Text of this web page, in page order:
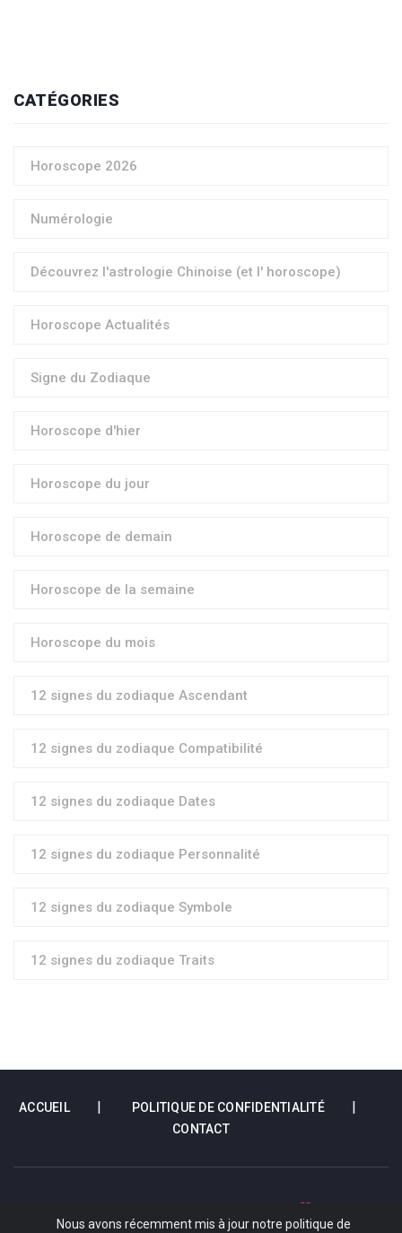
CATÉGORIES
Horoscope 2026
Numérologie
Découvrez l'astrologie Chinoise (et l' horoscope)
Horoscope Actualités
Signe du Zodiaque
Horoscope d'hier
Horoscope du jour
Horoscope de demain
Horoscope de la semaine
Horoscope du mois
12 signes du zodiaque Ascendant
12 signes du zodiaque Compatibilité
12 signes du zodiaque Dates
12 signes du zodiaque Personnalité
12 signes du zodiaque Symbole
12 signes du zodiaque Traits
ACCUEIL
POLITIQUE DE CONFIDENTIALITÉ
CONTACT
Nous avons récemment mis à jour notre politique de